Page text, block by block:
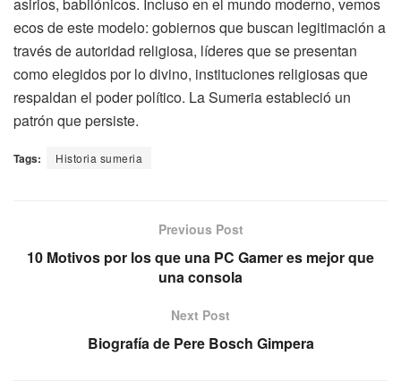
ecos de este modelo: gobiernos que buscan legitimación a
través de autoridad religiosa, líderes que se presentan
como elegidos por lo divino, instituciones religiosas que
respaldan el poder político. La Sumeria estableció un
patrón que persiste.
Tags: Historia sumeria
Previous Post
10 Motivos por los que una PC Gamer es mejor que
una consola
Next Post
Biografía de Pere Bosch Gimpera